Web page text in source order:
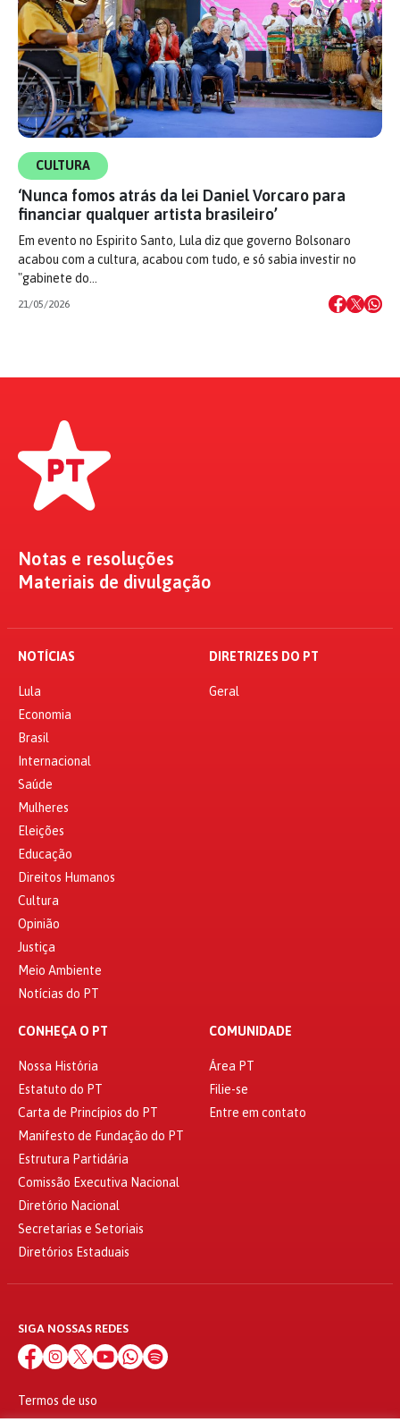
CULTURA
‘Nunca fomos atrás da lei Daniel Vorcaro para
financiar qualquer artista brasileiro’
Em evento no Espirito Santo, Lula diz que governo Bolsonaro
acabou com a cultura, acabou com tudo, e só sabia investir no
"gabinete do…
21/05/2026
Notas e resoluções
Materiais de divulgação
NOTÍCIAS
Lula
Economia
Brasil
Internacional
Saúde
Mulheres
Eleições
Educação
Direitos Humanos
Cultura
Opinião
Justiça
Meio Ambiente
Notícias do PT
DIRETRIZES DO PT
Geral
CONHEÇA O PT
Nossa História
Estatuto do PT
Carta de Princípios do PT
Manifesto de Fundação do PT
Estrutura Partidária
Comissão Executiva Nacional
Diretório Nacional
Secretarias e Setoriais
Diretórios Estaduais
COMUNIDADE
Área PT
Filie-se
Entre em contato
SIGA NOSSAS REDES
Termos de uso